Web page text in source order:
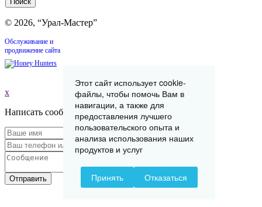
© 2026, “Урал-Мастер”
Обслуживание и
продвижение сайта
x
Написать сообщение
Отправить
Этот сайт использует cookie-
файлы, чтобы помочь Вам в
навигации, а также для
предоставления лучшего
пользовательского опыта и
анализа использования наших
продуктов и услуг
Принять Отказаться